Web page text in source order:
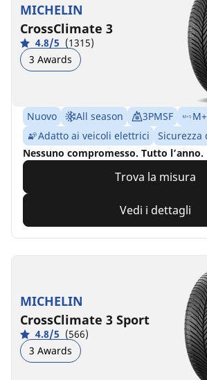
MICHELIN
CrossClimate 3
4.8/5 (1315)
3 Awards
Nuovo All season 3PMSF
Adatto ai veicoli elettrici
Sicurezza
Nessuno compromesso. Tutto l’anno.
Trova la misura
Vedi i dettagli
MICHELIN
CrossClimate 3 Sport
4.8/5 (566)
3 Awards